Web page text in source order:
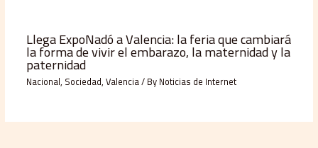
Llega ExpoNadó a Valencia: la feria que cambiará
la forma de vivir el embarazo, la maternidad y la
paternidad
Nacional, Sociedad,Valencia/ ByNoticias de Internet